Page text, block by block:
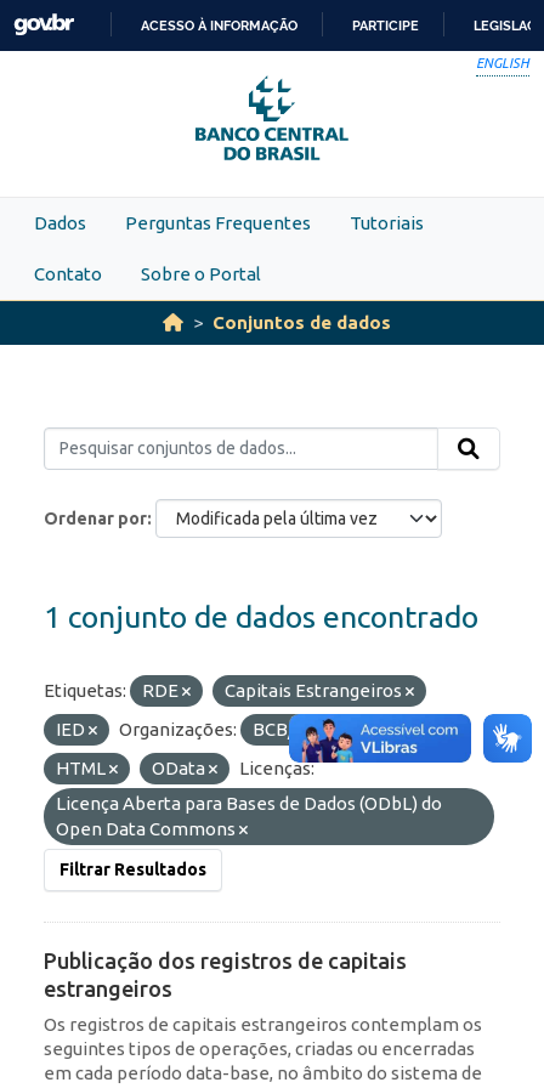
Skip to main content
PARA
O
CONTEÚDO
ACESSO À INFORMAÇÃO PARTICIPE
ENGLISH
Dados Perguntas Frequentes Tutoriais
Contato Sobre o Portal
Conjuntos de dados
Ordenar por
1 conjunto de dados encontrado
Etiquetas: RDE
Capitais Estrangeiros
IED
Organizações: BCB/Dstat
Formatos:
HTML
OData
Licenças:
Licença Aberta para Bases de Dados (ODbL) do
Open Data Commons
Filtrar Resultados
Publicação dos registros de capitais
estrangeiros
Os registros de capitais estrangeiros contemplam os
seguintes tipos de operações, criadas ou encerradas
em cada período data-base, no âmbito do sistema de